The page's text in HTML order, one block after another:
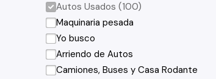
Autos Usados (100)
Maquinaria pesada
Yo busco
Arriendo de Autos
Camiones, Buses y Casa Rodante